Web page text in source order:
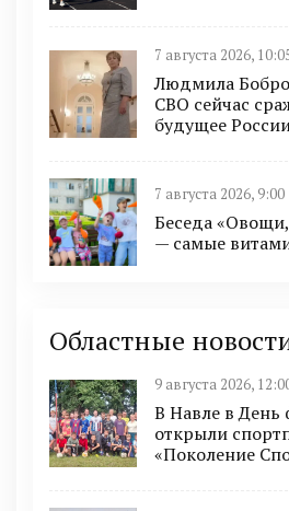
7 августа 2026,
Людмила
СВО сейчас
будущее
7 августа 2026, 9:00
Беседа
— самые
Областные
9 августа 2026,
В Навле в День
открыли
«Поколение